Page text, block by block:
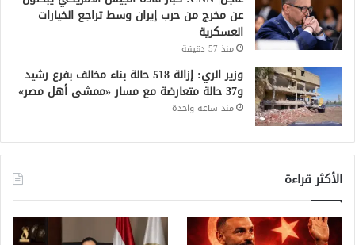
عن مخرج من حرب إيران وسط تراجع الخيارات
العسكرية
منذ 57 دقيقة
وزير الري: إزالة 518 حالة بناء مخالف بفرع رشيد
و37 حالة متعارضة مع مسار «ممشى أهل مصر»
منذ ساعة واحدة
الأكثر قراءة